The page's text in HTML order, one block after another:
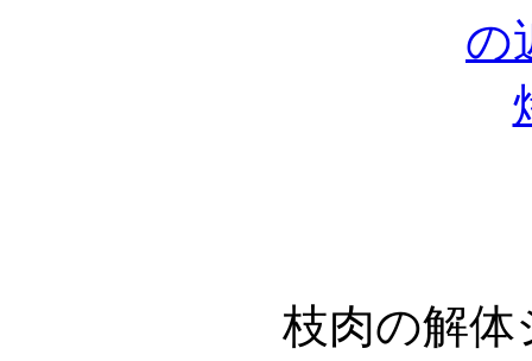
枝肉の解